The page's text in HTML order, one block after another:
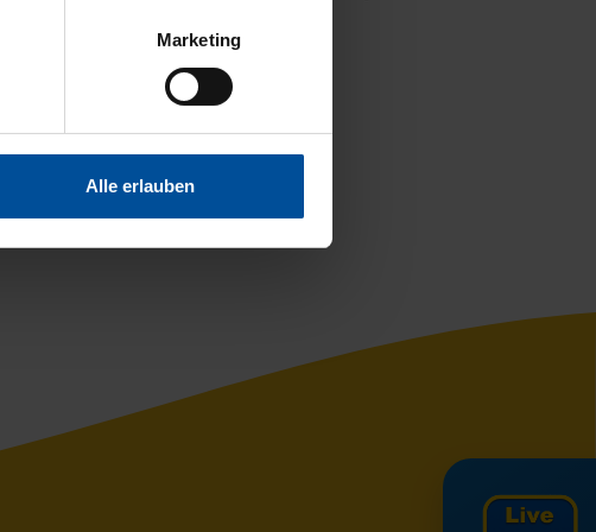
Marketing
Alle erlauben
sich um 1.500€ erhöht.
war definitiv keiner!
helfen.